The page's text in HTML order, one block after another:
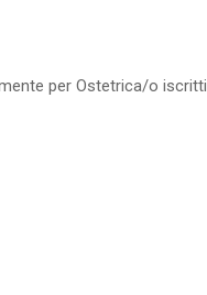
per Ostetrica/o iscritti